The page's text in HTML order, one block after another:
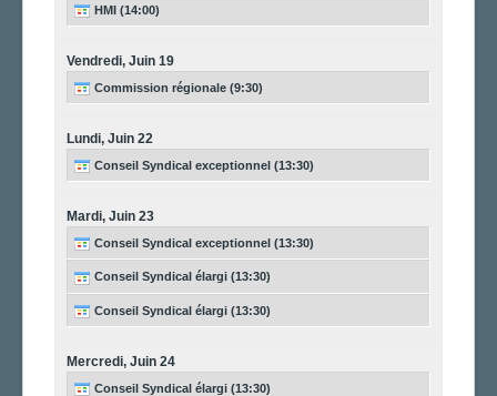
HMI (14:00)
Vendredi, Juin 19
Commission régionale (9:30)
Lundi, Juin 22
Conseil Syndical exceptionnel (13:30)
Mardi, Juin 23
Conseil Syndical exceptionnel (13:30)
Conseil Syndical élargi (13:30)
Conseil Syndical élargi (13:30)
Mercredi, Juin 24
Conseil Syndical élargi (13:30)